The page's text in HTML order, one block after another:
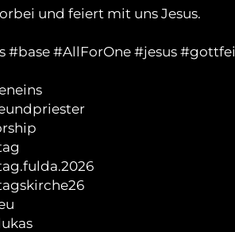
und feiert mit uns Jesus.
#base #AllForOne #jesus